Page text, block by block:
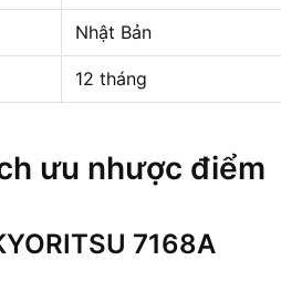
Nhật Bản
12 tháng
ưu nhược điểm
7168A